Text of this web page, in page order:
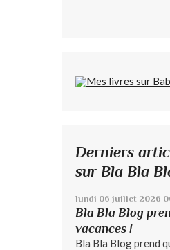
Derniers
sur Bla Bla
lundi 06 juillet 2026
Bla Bla Blog
vacances !
Bla Bla Blog prend